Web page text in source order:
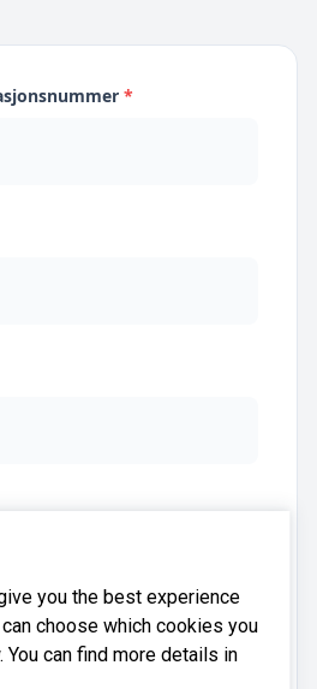
*
og dele dem med relevante
you the best experience
choose which cookies you
can find more details in